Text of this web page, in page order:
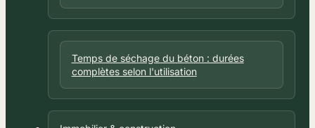
Temps de séchage du béton : durées
complètes selon l'utilisation